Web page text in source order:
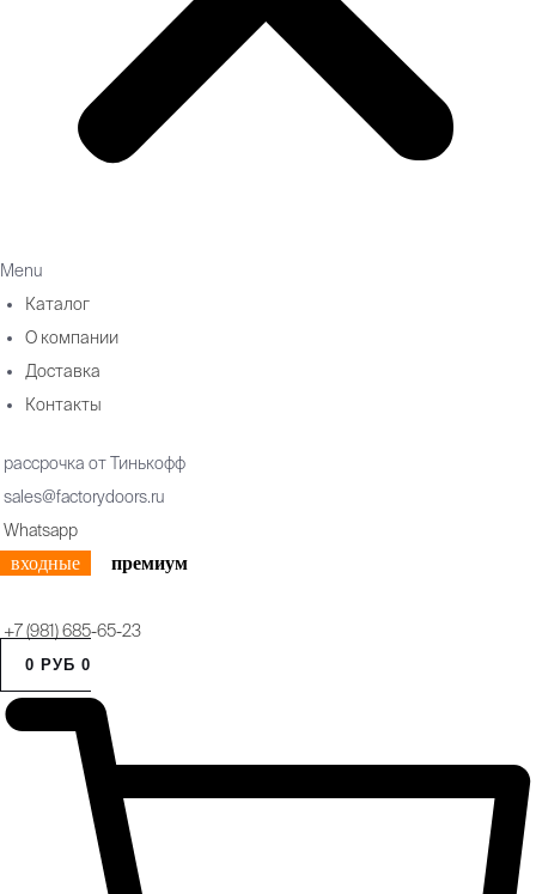
Menu
Каталог
О компании
Доставка
Контакты
рассрочка от Тинькофф
sales@factorydoors.ru
Whatsapp
входные премиум
+7 (981) 685-65-23
0 РУБ 0